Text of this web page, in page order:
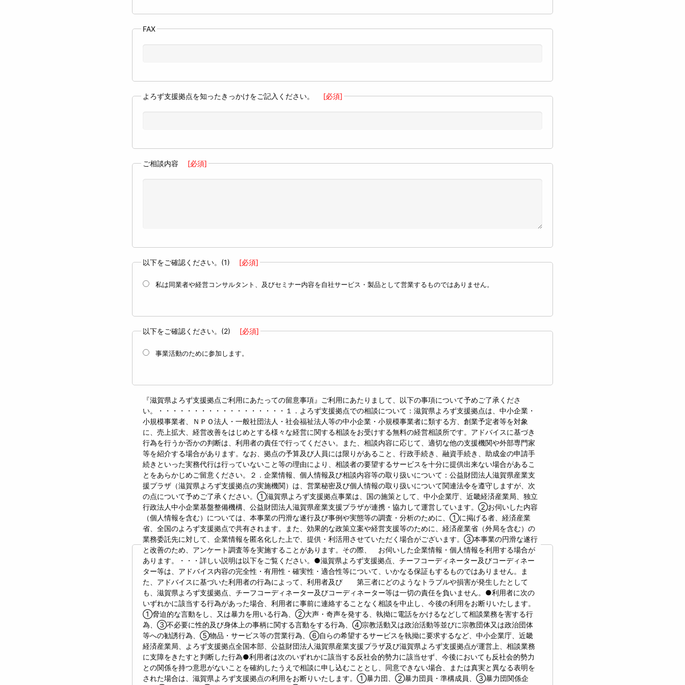
FAX
よろず支援拠点を知ったきっかけをご記入ください。 [必須]
ご相談内容 [必須]
以下をご確認ください。(1) [必須]
私は同業者や経営コンサルタント、及びセミナー内容を自社サービス・製品として営業するものではありません。
以下をご確認ください。(2) [必須]
事業活動のために参加します。
『滋賀県よろず支援拠点ご利用にあたっての留意事項』ご利用にあたりまして、以下の事項について予めご了承くださ
い。・・・・・・・・・・・・・・・・・・１．よろず支援拠点での相談について：滋賀県よろず支援拠点は、中小企業・
小規模事業者、ＮＰＯ法人・一般社団法人・社会福祉法人等の中小企業・小規模事業者に類する方、創業予定者等を対象
に、売上拡大、経営改善をはじめとする様々な経営に関する相談をお受けする無料の経営相談所です。アドバイスに基づき
行為を行うか否かの判断は、利用者の責任で行ってください。また、相談内容に応じて、適切な他の支援機関や外部専門家
等を紹介する場合があります。なお、拠点の予算及び人員には限りがあること、行政手続き、融資手続き、助成金の申請手
続きといった実務代行は行っていないこと等の理由により、相談者の要望するサービスを十分に提供出来ない場合があるこ
とをあらかじめご留意ください。２．企業情報、個人情報及び相談内容等の取り扱いについて：公益財団法人滋賀県産業支
援プラザ（滋賀県よろず支援拠点の実施機関）は、営業秘密及び個人情報の取り扱いについて関連法令を遵守しますが、次
の点について予めご了承ください。①滋賀県よろず支援拠点事業は、国の施策として、中小企業庁、近畿経済産業局、独立
行政法人中小企業基盤整備機構、公益財団法人滋賀県産業支援プラザが連携・協力して運営しています。②お伺いした内容
（個人情報を含む）については、本事業の円滑な遂行及び事例や実態等の調査・分析のために、①に掲げる者、経済産業
省、全国のよろず支援拠点で共有されます。また、効果的な政策立案や経営支援等のために、経済産業省（外局を含む）の
業務委託先に対して、企業情報を匿名化した上で、提供・利活用させていただく場合がございます。③本事業の円滑な遂行
と改善のため、アンケート調査等を実施することがあります。その際、 お伺いした企業情報・個人情報を利用する場合が
あります。・・・詳しい説明は以下をご覧ください。●滋賀県よろず支援拠点、チーフコーディネーター及びコーディネー
ター等は、アドバイス内容の完全性・有用性・確実性・適合性等について、いかなる保証もするものではありません。ま
た、アドバイスに基づいた利用者の行為によって、利用者及び 第三者にどのようなトラブルや損害が発生したとして
も、滋賀県よろず支援拠点、チーフコーディネーター及びコーディネーター等は一切の責任を負いません。●利用者に次の
いずれかに該当する行為があった場合、利用者に事前に連絡することなく相談を中止し、今後の利用をお断りいたします。
①脅迫的な言動をし、又は暴力を用いる行為、②大声・奇声を発する、執拗に電話をかけるなどして相談業務を害する行
為、③不必要に性的及び身体上の事柄に関する言動をする行為、④宗教活動又は政治活動等並びに宗教団体又は政治団体
等への勧誘行為、⑤物品・サービス等の営業行為、⑥自らの希望するサービスを執拗に要求するなど、中小企業庁、近畿
経済産業局、よろず支援拠点全国本部、公益財団法人滋賀県産業支援プラザ及び滋賀県よろず支援拠点が運営上、相談業務
に支障をきたすと判断した行為●利用者は次のいずれかに該当する反社会的勢力に該当せず、今後においても反社会的勢力
との関係を持つ意思がないことを確約したうえで相談に申し込むこととし、同意できない場合、または真実と異なる表明を
された場合は、滋賀県よろず支援拠点の利用をお断りいたします。①暴力団、②暴力団員・準構成員、③暴力団関係企